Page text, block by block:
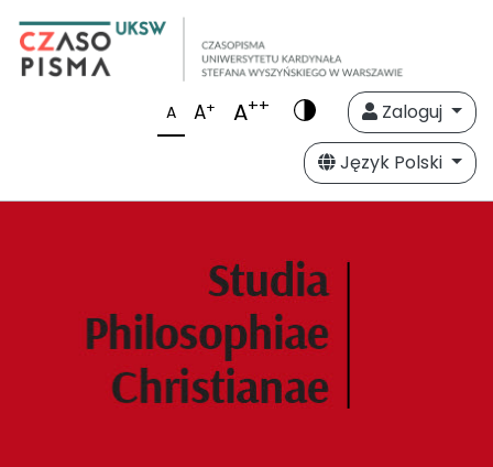
A A+ A++
Zaloguj
Język Polski